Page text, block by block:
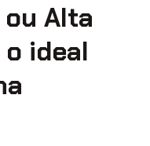
ou Alta
ideal